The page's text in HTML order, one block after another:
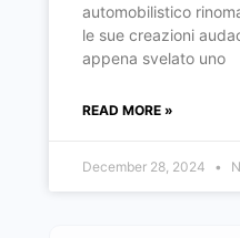
automobilistico
le sue creazioni
appena svelato uno
READ MORE »
December 28, 2024